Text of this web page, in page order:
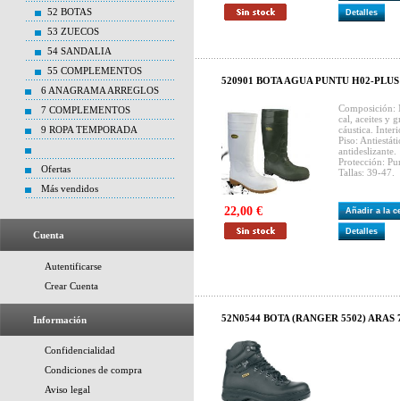
52 BOTAS
53 ZUECOS
54 SANDALIA
55 COMPLEMENTOS
6 ANAGRAMA ARREGLOS
7 COMPLEMENTOS
9 ROPA TEMPORADA
Ofertas
Más vendidos
Cuenta
Autentificarse
Crear Cuenta
Información
Confidencialidad
Condiciones de compra
Aviso legal
Detalles
520901 BOTA AGUA PUNTU H02-
Composición:
cal, aceites y
cáustica.
Piso:
antideslizante.
Protección:
Tallas: 39-47.
22,00 € Añadir a la
Detalles
52N0544 BOTA (RANGER 5502) ARAS